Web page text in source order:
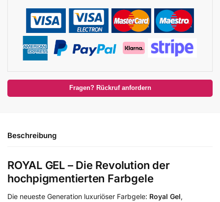
Fragen? Rückruf anfordern
Beschreibung
ROYAL GEL – Die Revolution der
hochpigmentierten Farbgele
Die neueste Generation luxuriöser Farbgele: Royal Gel,